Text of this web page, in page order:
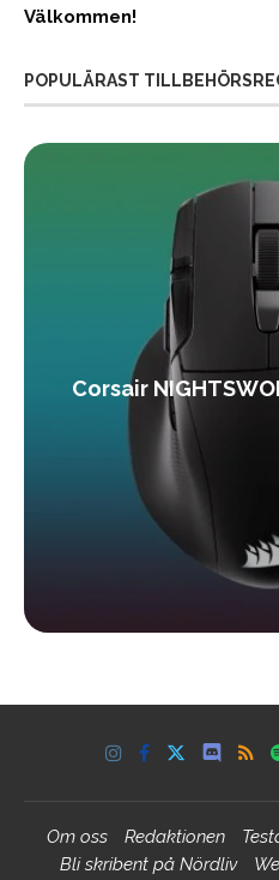
Välkommen!
POPULÄRAST
Corsair
Om oss Redaktionen
Bli skribent på Nördliv